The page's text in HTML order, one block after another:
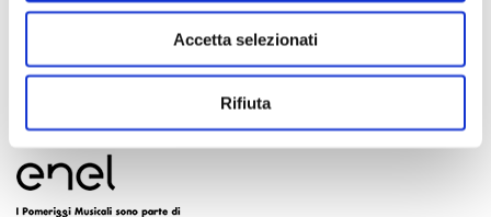
Accetta selezionati
Rifiuta